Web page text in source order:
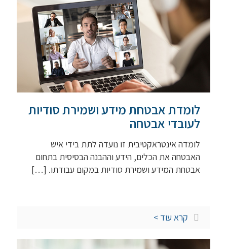
לומדת אבטחת מידע ושמירת סודיות
לעובדי אבטחה
לומדה אינטראקטיבית זו נועדה לתת בידי איש
האבטחה את הכלים, הידע וההבנה הבסיסית בתחום
אבטחת המידע ושמירת סודיות במקום עבודתו. […]
קרא עוד >